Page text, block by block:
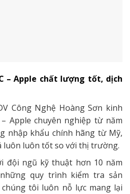
– Apple chất lượng tốt, dịch
Công Nghệ Hoàng Sơn kinh
Apple chuyên nghiệp từ năm
nhập khẩu chính hãng từ Mỹ,
luôn luôn tốt so với thị trường.
đội ngũ kỹ thuật hơn 10 năm
quy trình kiểm tra sản
tôi luôn nỗ lực mang lại